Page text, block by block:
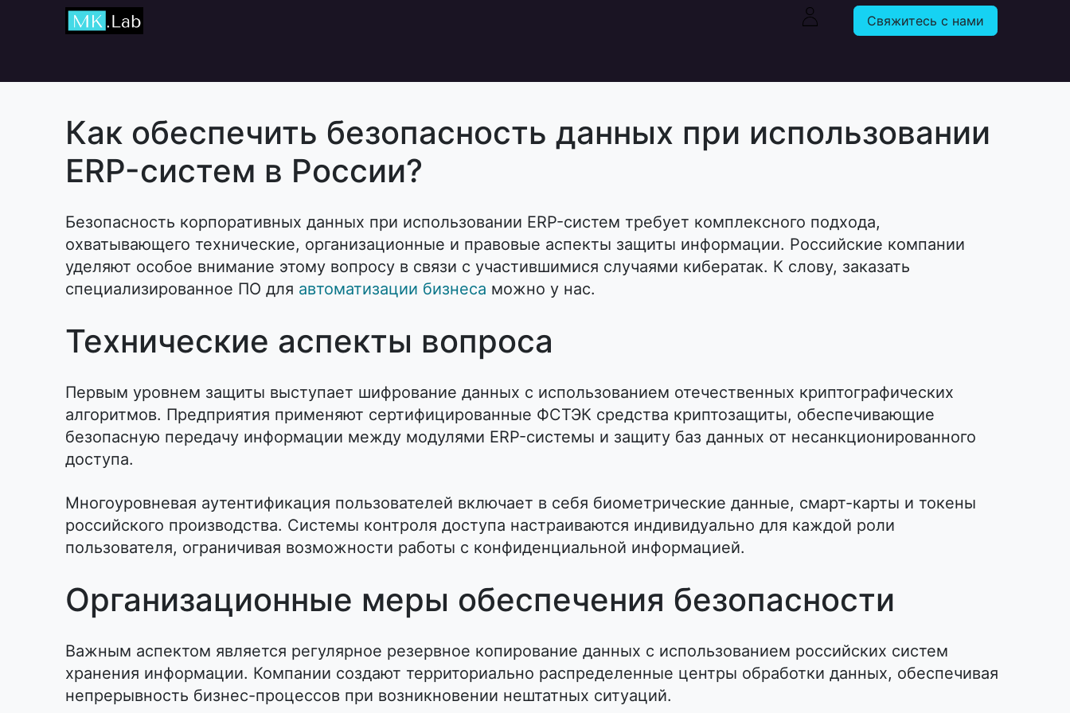
Свяжитесь с нами
Как обеспечить безопасность данных при использовании
ERP-систем в России?
Безопасность корпоративных данных при использовании ERP-систем требует комплексного подхода,
охватывающего технические, организационные и правовые аспекты защиты информации. Российские компании
уделяют особое внимание этому вопросу в связи с участившимися случаями кибератак. К слову, заказать
специализированное ПО для автоматизации бизнеса можно у нас.
Технические аспекты вопроса
Первым уровнем защиты выступает шифрование данных с использованием отечественных криптографических
алгоритмов. Предприятия применяют сертифицированные ФСТЭК средства криптозащиты, обеспечивающие
безопасную передачу информации между модулями ERP-системы и защиту баз данных от несанкционированного
доступа.
Многоуровневая аутентификация пользователей включает в себя биометрические данные, смарт-карты и токены
российского производства. Системы контроля доступа настраиваются индивидуально для каждой роли
пользователя, ограничивая возможности работы с конфиденциальной информацией.
Организационные меры обеспечения безопасности
Важным аспектом является регулярное резервное копирование данных с использованием российских систем
хранения информации. Компании создают территориально распределенные центры обработки данных, обеспечивая
непрерывность бизнес-процессов при возникновении нештатных ситуаций.